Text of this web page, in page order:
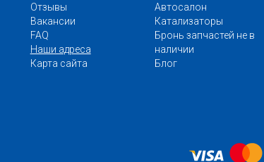
Отзывы
Вакансии
FAQ
Наши адреса
Карта сайта
Автосалон
Катализаторы
Бронь запчастей не в
наличии
Блог